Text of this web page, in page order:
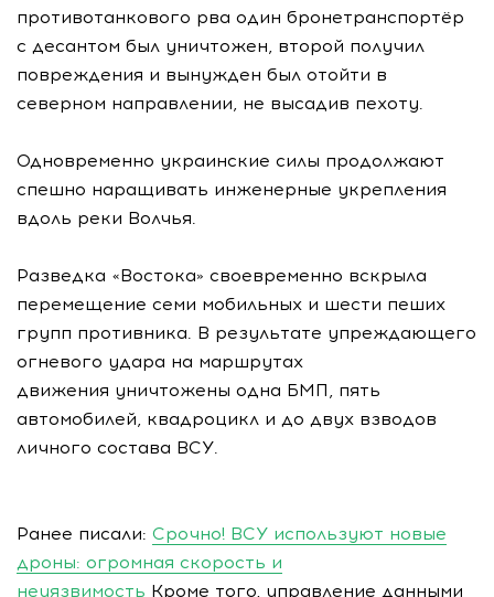
противотанкового рва один бронетранспортёр
с десантом был уничтожен, второй получил
повреждения и вынужден был отойти в
северном направлении, не высадив пехоту.
Одновременно украинские силы продолжают
спешно наращивать инженерные укрепления
вдоль реки Волчья.
Разведка «Востока» своевременно вскрыла
перемещение семи мобильных и шести пеших
групп противника. В результате упреждающего
огневого удара на маршрутах
движения уничтожены одна БМП, пять
автомобилей, квадроцикл и до двух взводов
личного состава ВСУ.
Ранее писали: Срочно! ВСУ используют новые
дроны: огромная скорость и
неуязвимость Кроме того, управление данными